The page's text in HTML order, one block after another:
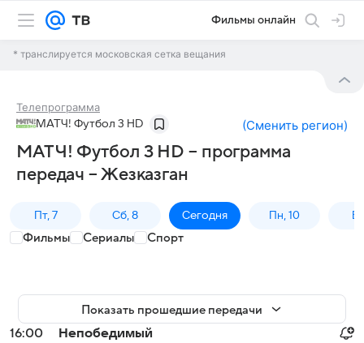
Фильмы онлайн
* транслируется московская сетка вещания
Телепрограмма
МАТЧ! Футбол 3 HD (Сменить регион)
МАТЧ! Футбол 3 HD – программа
передач – Жезказган
Пт, 7 Сб, 8 Сегодня Пн, 10
Фильмы Сериалы Спорт
Показать прошедшие передачи
16:00
Непобедимый